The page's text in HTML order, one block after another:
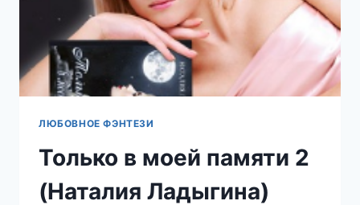
ЛЮБОВНОЕ ФЭНТЕЗИ
Только в моей памяти 2
(Наталия Ладыгина)